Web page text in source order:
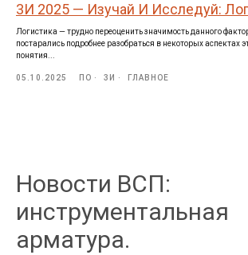
3И 2025 — Изучай И Исследуй:
Логистика — трудно переоценить значимость данного
постарались подробнее разобраться в некоторых аспектах
понятия...
05.10.2025 ПО 3И ГЛАВНОЕ
Новости ВСП:
инструментальная
арматура.